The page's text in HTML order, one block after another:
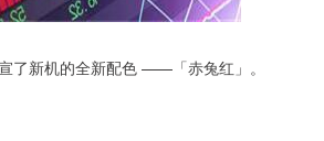
了新机的全新配色 ——「赤兔红」。